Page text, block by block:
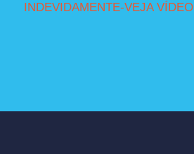
INDEVIDAMENTE-VEJA VÍDEO